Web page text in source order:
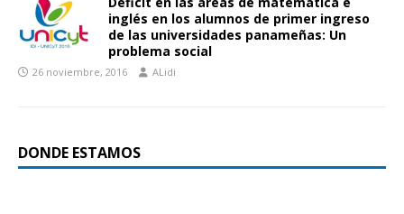
inglés en los alumnos de primer ingreso
de las universidades panameñas: Un
problema social
26 noviembre, 2016 ALidi
DONDE ESTAMOS